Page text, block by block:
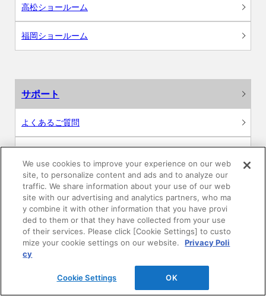
高松ショールーム
福岡ショールーム
サポート
よくあるご質問
カタログ閲覧・資料請求
各種データダウンロード
WEB見積・各種シミュレーション
交換用部品の購入
お問い合わせ
We use cookies to improve your experience on our web
site, to personalize content and ads and to analyze our
traffic. We share information about your use of our web
site with our advertising and analytics partners, who ma
y combine it with other information that you have provi
ded to them or that they have collected from your use
of their services. Please click [Cookie Settings] to custo
mize your cookie settings on our website.
Privacy Poli
cy
Cookie Settings OK